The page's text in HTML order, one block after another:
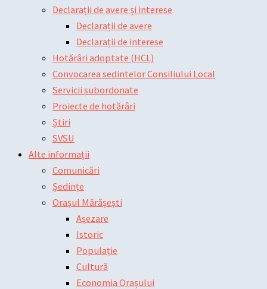
Declarații de avere și interese
Declarații de avere
Declarații de interese
Hotărâri adoptate (HCL)
Convocarea sedintelor Consiliului Local
Servicii subordonate
Proiecte de hotărâri
Știri
SVSU
Alte informații
Comunicări
Ședințe
Orașul Mărășești
Așezare
Istoric
Populație
Cultură
Economia Orașului